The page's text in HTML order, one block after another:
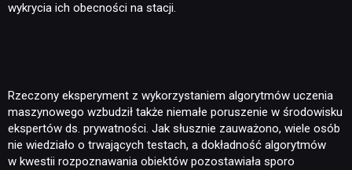
wykrycia ich obecności na stacji.
Rzeczony eksperyment z wykorzystaniem algorytmów uczenia
maszynowego wzbudził także niemałe poruszenie w środowisku
ekspertów ds. prywatności. Jak słusznie zauważono, wiele osób
nie wiedziało o trwających testach, a dokładność algorytmów
w kwestii rozpoznawania obiektów pozostawiała sporo